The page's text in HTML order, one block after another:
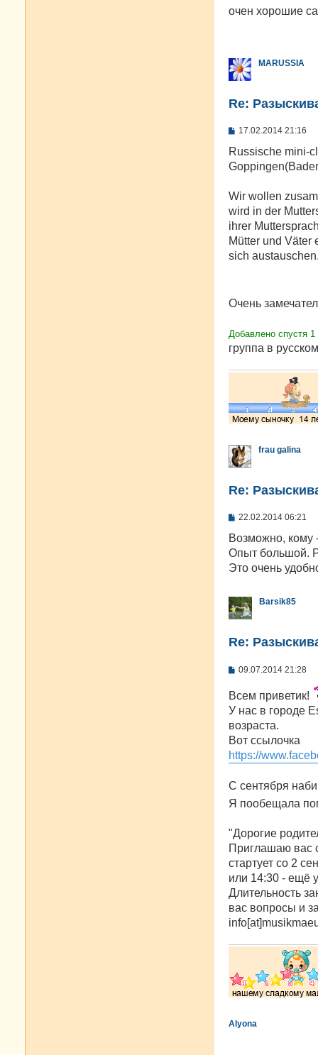
о
и
е
очен хорошие
MARUSSIA
Re:
С
о
щ
н
и
е
17.02.2014 21:16
Russische mini-
Wir wollen
wird in der
ihrer
Mütter und Väter
sich
Очень
Добавлено спустя
группа в
frau galina
Re:
С
о
щ
е
е
22.02.2014 06:21
Возможно, кому
Опыт большой.
Это очень
Barsik85
Re:
С
б
щ
н
и
09.07.2014 21:28
Всем приветик!
У нас в городе
возраста.
Вот ссылочка
https://
С сентября
Я пообещала
"Дорогие
Приглашаю вас
стартует со 2
или 14:30 - ещё
Длительность
вас вопросы и
Alyona